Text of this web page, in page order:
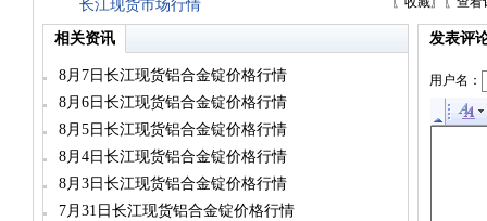
长江现货市场行情
相关资讯
8月7日长江现货铝合金锭价格行情
8月6日长江现货铝合金锭价格行情
8月5日长江现货铝合金锭价格行情
8月4日长江现货铝合金锭价格行情
8月3日长江现货铝合金锭价格行情
7月31日长江现货铝合金锭价格行情
发表评
用户名：